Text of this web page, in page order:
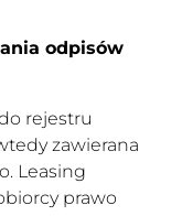
odpisów
rejestru
zawierana
Leasing
prawo